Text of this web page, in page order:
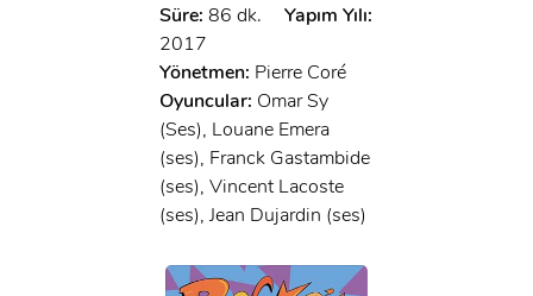
Süre: 86 dk.
Yapım Yılı:
2017
Yönetmen: Pierre Coré
Oyuncular: Omar Sy
(Ses), Louane Emera
(ses), Franck Gastambide
(ses), Vincent Lacoste
(ses), Jean Dujardin (ses)